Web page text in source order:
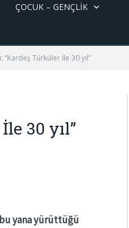
ÇOCUK – GENÇLIK
“Kardeş Türküler İle 30 yıl”
30 yıl”
bu yana yürüttüğü